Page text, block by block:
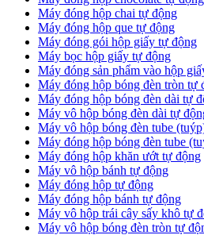
Máy đóng hộp chai tự động
Máy đóng hộp que tự động
Máy đóng gói hộp giấy tự động
Máy bọc hộp giấy tự động
Máy đóng sản phẩm vào hộp
Máy đóng hộp bóng đèn tròn tự
Máy đóng hộp bóng đèn dài tự
Máy vô hộp bóng đèn dài tự
Máy vô hộp bóng đèn tube
Máy đóng hộp bóng đèn tube
Máy đóng hộp khăn ướt tự động
Máy vô hộp bánh tự động
Máy đóng hộp tự động
Máy đóng hộp bánh tự động
Máy vô hộp trái cây sấy khô tự
Máy vô hộp bóng đèn tròn tự